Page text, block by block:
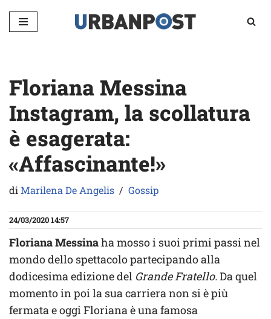
Vai
Floriana Messina
Instagram, la scollatura
è esagerata:
«Affascinante!»
diMarilena De Angelis Gossip
24/03/2020 14:57
Floriana Messinaha mosso i suoi primi passi nel
mondo dello spettacolo partecipando alla
dodicesima edizione del Grande Fratello.Da quel
momento in poi la sua carriera non si è più
fermata e oggi Floriana è una famosa